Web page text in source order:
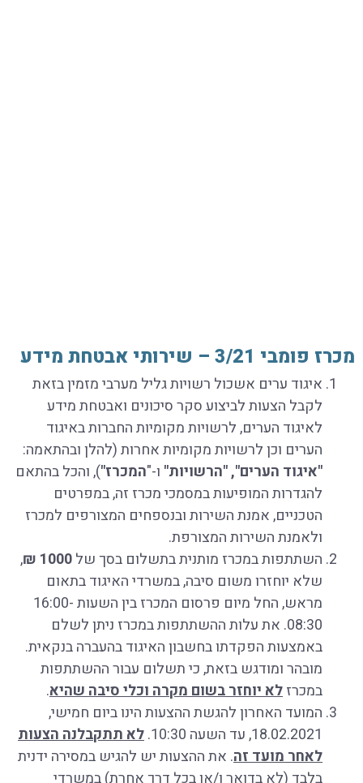
מכרז פומבי 3/21 – שירותי אבטחת מידע
איגוד ערים אשכול רשויות גליל מערבי מזמין בזאת
לקבל הצעות לביצוע סקר סיכונים ואבטחת מידע
לאיגוד הערים, לרשויות מקומיות החברות באיגוד
הערים וכן לרשויות מקומיות אחרות (להלן ובהתאמה:
"איגוד הערים", "הרשויות" ו-"המכרז"), והכל בהתאם
להגדרות המופיעות במסמכי מכרז זה, במפרטים
הטכניים, אמנת השירות ובנספחים המצורפים למכרז
ולאמנת השירות המצורפת.
השתתפות במכרז מותנית בתשלום בסך של1000 ₪
,
שלא יוחזרו משום סיבה, במשרדי האיגוד בתאום
מראש, החל מיום פרסום המכרז בין השעות 16:00-
08:30. את עלות ההשתתפות במכרז ניתן לשלם
באמצעות הפקדתו בחשבון האיגוד בהעברה בנקאית.
מובהר ומודגש בזאת, כי תשלום עבור ההשתתפות
במכרזלא יוחזר בשום מקרה וכלי סיבה שהיא.
המועד האחרון להגשת ההצעות הינו ביום חמישי,
18.02.2021, עד השעה 10:30.
לא תתקבלנה הצעות
לאחר מועד זה. את ההצעות יש להגיש במסירה ידנית